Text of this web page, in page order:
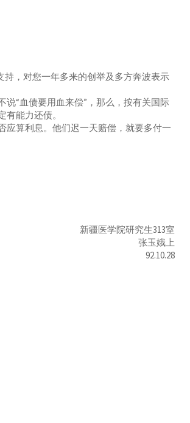
，对您一年多来的创举及多方奔波表示
“血债要用血来偿”，那么，按有关国际
能力还债。
算利息。他们迟一天赔偿，就要多付一
新疆医学院研究生313室
张玉娥上
92.10.28